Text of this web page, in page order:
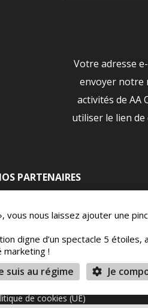
vous nous laissez ajouter une
digne d’un spectacle 5 étoiles,
!
suis au régime Je
Votre adresse
envoyer notre
activités de AA
utiliser le lien
PARTENAIRES
Vie Privée
de cookies (UE)